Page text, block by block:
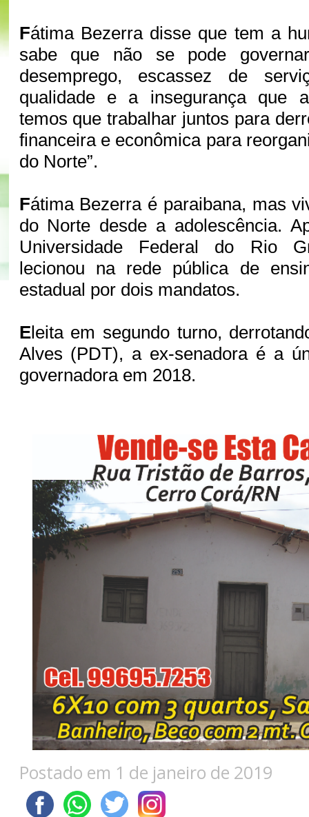
Fátima Bezerra disse que tem a
sabe que não se pode
desemprego, escassez de
qualidade e a insegurança que
temos que trabalhar juntos para
financeira e econômica para
do Norte”.
Fátima Bezerra é paraibana, mas
do Norte desde a adolescência.
Universidade Federal do Rio
lecionou na rede pública de
estadual por dois mandatos.
Eleita em segundo turno,
Alves (PDT), a ex-senadora é a
governadora em 2018.
Postado em 1 de janeiro de 2019